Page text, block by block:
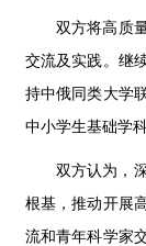
双方将高质
交流及实践。继
持中俄同类大学
中小学生基础学
双方认为，
根基，推动开展
流和青年科学家